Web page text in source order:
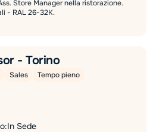
Store Manager nella ristorazione.
- RAL 26-32K.
- Torino
Sales Tempo pieno
In Sede